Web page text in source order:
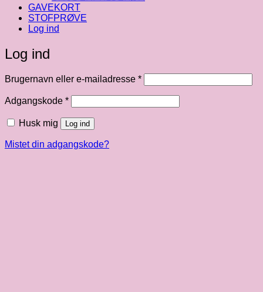
GAVEKORT
STOFPRØVE
Log ind
Log ind
Brugernavn eller e-mailadresse *Påkrævet
Adgangskode *Påkrævet
Husk mig Log ind
Mistet din adgangskode?